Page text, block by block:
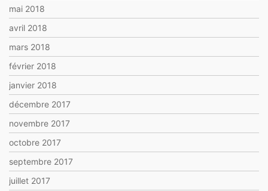
mai 2018
avril 2018
mars 2018
février 2018
janvier 2018
décembre 2017
novembre 2017
octobre 2017
septembre 2017
juillet 2017